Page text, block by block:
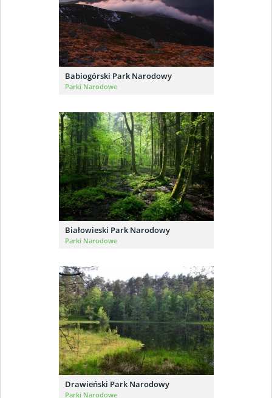
Babiogórski Park Narodowy
Parki Narodowe
Białowieski Park Narodowy
Parki Narodowe
Drawieński Park Narodowy
Parki Narodowe